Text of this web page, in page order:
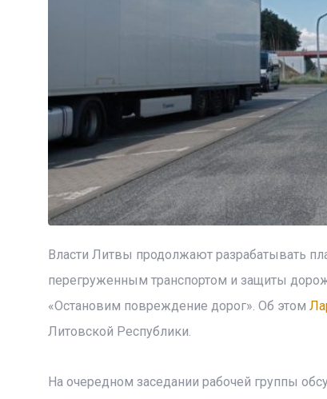
Власти Литвы продолжают разрабатывать
перегруженным транспортом и защиты
«Остановим повреждение дорог». Об этом
Литовской Республики.
На очередном заседании рабочей группы